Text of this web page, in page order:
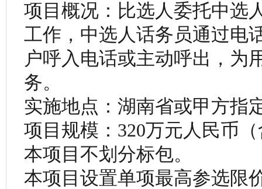
项目概况：比选人委托中选
工作，中选人话务员通过电
户呼入电话或主动呼出，为
务。
实施地点：湖南省或甲方指
项目规模：320万元人民币
本项目不划分标包。
本项目设置单项最高参选限